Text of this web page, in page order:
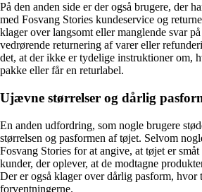
På den anden side er der også brugere, der
med Fosvang Stories kundeservice og
klager over langsomt eller manglende svar
vedrørende returnering af varer eller
det, at der ikke er tydelige instruktioner om,
pakke eller får en returlabel.
Ujævne størrelser og dårlig
En anden udfordring, som nogle brugere
størrelsen og pasformen af tøjet. Selvom
Fosvang Stories for at angive, at tøjet er
kunder, der oplever, at de modtagne
Der er også klager over dårlig pasform,
forventningerne.